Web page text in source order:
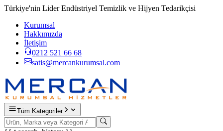
Türkiye'nin Lider Endüstriyel Temizlik ve Hijyen Tedarikçisi
Kurumsal
Hakkımızda
İletişim
0212 521 66 68
satis@mercankurumsal.com
Tüm Kategoriler